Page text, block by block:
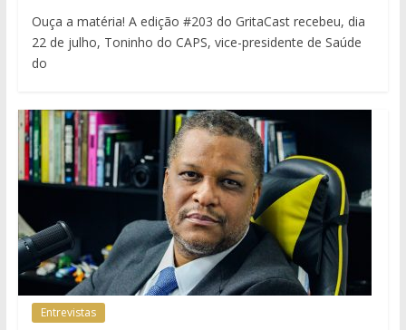
Ouça a matéria! A edição #203 do GritaCast recebeu, dia
22 de julho, Toninho do CAPS, vice-presidente de Saúde
do
Entrevistas